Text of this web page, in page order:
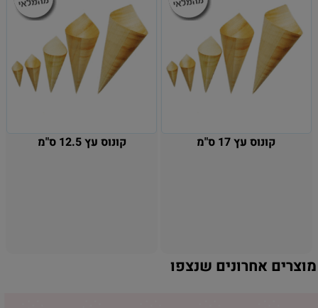
קונוס עץ 17 ס"מ קונוס עץ 12.5 ס"מ
מוצרים אחרונים שנצפו